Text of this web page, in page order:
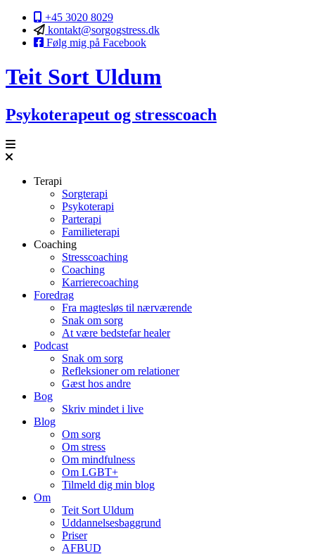
+45 3020 8029
kontakt@sorgogstress.dk
Følg mig på Facebook
Teit Sort Uldum
Psykoterapeut og stresscoach
Terapi
Sorgterapi
Psykoterapi
Parterapi
Familieterapi
Coaching
Stresscoaching
Coaching
Karrierecoaching
Foredrag
Fra magtesløs til nærværende
Snak om sorg
At være bedstefar healer
Podcast
Snak om sorg
Refleksioner om relationer
Gæst hos andre
Bog
Skriv mindet i live
Blog
Om sorg
Om stress
Om mindfulness
Om LGBT+
Tilmeld dig min blog
Om
Teit Sort Uldum
Uddannelsesbaggrund
Priser
AFBUD